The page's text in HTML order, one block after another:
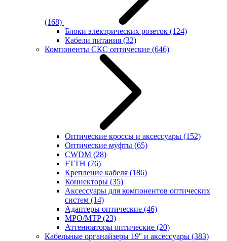
(168)
Блоки электрических розеток (124)
Кабели питания (32)
Компоненты СКС оптические (646)
Оптические кроссы и аксессуары (152)
Оптические муфты (65)
CWDM (28)
FTTH (76)
Крепление кабеля (186)
Коннекторы (35)
Аксессуары для компонентов оптических
систем (14)
Адаптеры оптические (46)
MPO/MTP(23)
Аттенюаторы оптические (20)
Кабельные органайзеры 19'' и аксессуары (383)